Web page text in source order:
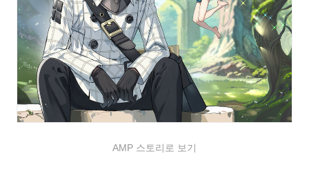
AMP 스토리로 보기